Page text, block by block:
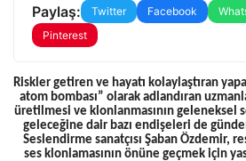
Paylaş: Twitter Facebook
Pinterest
Riskler getiren ve hayatı kolaylaştıran
atom bombası” olarak adlandıran
üretilmesi ve klonlanmasının geleneksel
geleceğine dair bazı endişeleri de
Seslendirme sanatçısı Şaban Özdemir,
ses klonlamasının önüne geçmek için